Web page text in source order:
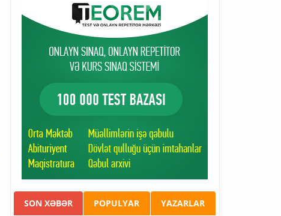
SON XƏBƏR POPULYAR YAZARLAR